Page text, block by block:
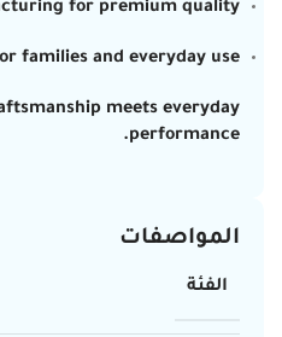
for premium quality
families and everyday use
meets everyday
performance.
المواصفات
الفئة